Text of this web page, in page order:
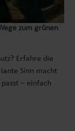
zum grünen
Erfahre die
Sinn macht
– einfach